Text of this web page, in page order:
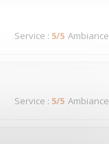
Service : 5/5 Ambiance
Service : 5/5 Ambiance